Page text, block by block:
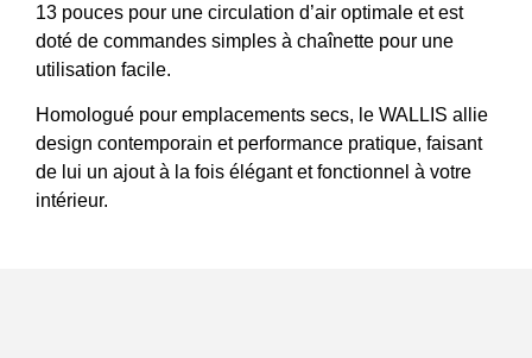
13 pouces pour une circulation d’air optimale et est
doté de commandes simples à chaînette pour une
utilisation facile.
Homologué pour emplacements secs, le WALLIS allie
design contemporain et performance pratique, faisant
de lui un ajout à la fois élégant et fonctionnel à votre
intérieur.